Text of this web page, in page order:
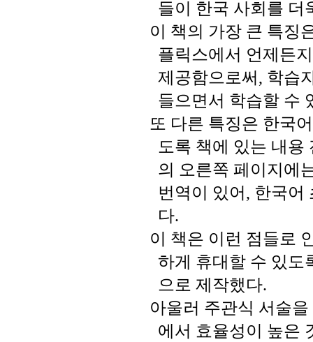
들이 한국 사회를 더
이 책의 가장 큰 특징
플릭스에서 언제든지
제공함으로써, 학습
들으면서 학습할 수
또 다른 특징은 한국어
도록 책에 있는 내용
의 오른쪽 페이지에
번역이 있어, 한국어
다.
이 책은 이런 점들로
하게 휴대할 수 있도
으로 제작했다.
아울러 주관식 서술을
에서 효율성이 높은